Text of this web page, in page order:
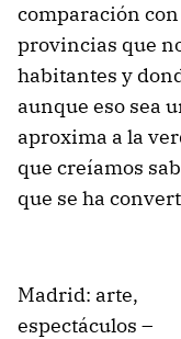
comparación
provincias que
habitantes y
aunque eso sea
aproxima a la
que creíamos
que se ha
Madrid: arte,
espectáculos –